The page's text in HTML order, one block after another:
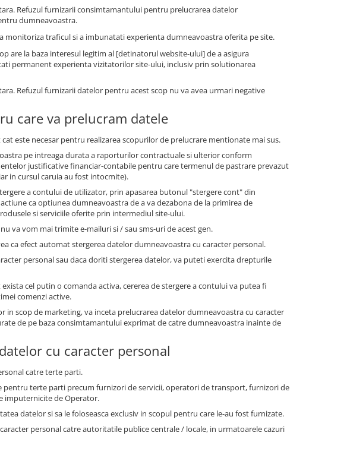
Refuzul furnizarii consimtamantului pentru prelucrarea datelor
dumneavoastra.
monitoriza traficul si a imbunatati experienta dumneavoastra oferita pe site.
are la baza interesul legitim al [detinatorul website-ului] de a asigura
permanent experienta vizitatorilor site-ului, inclusiv prin solutionarea
Refuzul furnizarii datelor pentru acest scop nu va avea urmari negative
care va prelucram datele
este necesar pentru realizarea scopurilor de prelucrare mentionate mai sus.
pe intreaga durata a raporturilor contractuale si ulterior conform
justificative financiar-contabile pentru care termenul de pastrare prevazut
in cursul caruia au fost intocmite).
a contului de utilizator, prin apasarea butonul "stergere cont" din
ca optiunea dumneavoastra de a va dezabona de la primirea de
si serviciile oferite prin intermediul site-ului.
va vom mai trimite e-mailuri si / sau sms-uri de acest gen.
ca efect automat stergerea datelor dumneavoastra cu caracter personal.
personal sau daca doriti stergerea datelor, va puteti exercita drepturile
cel putin o comanda activa, cererea de stergere a contului va putea fi
comenzi active.
scop de marketing, va inceta prelucrarea datelor dumneavoastra cu caracter
de pe baza consimtamantului exprimat de catre dumneavoastra inainte de
cu caracter personal
catre terte parti.
pentru terte parti precum furnizori de servicii, operatori de transport, furnizori de
imputernicite de Operator.
datelor si sa le foloseasca exclusiv in scopul pentru care le-au fost furnizate.
personal catre autoritatile publice centrale / locale, in urmatoarele cazuri